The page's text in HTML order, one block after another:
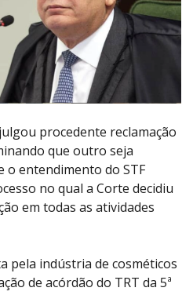
procedente reclamação
que outro seja
entendimento do STF
no qual a Corte decidiu
em todas as atividades
pela indústria de cosméticos
de acórdão do TRT da 5ª